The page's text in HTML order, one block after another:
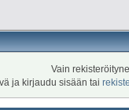
Vain
ja kirjaudu sisään tai